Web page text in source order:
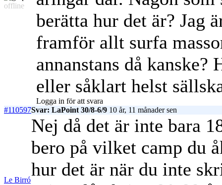
offline
berätta hur det är? Jag
framför allt surfa
annanstans då kanske?
eller såklart helst
Logga in för att svara
#110597Svar: LaPoint 30/8-6/9 10 år, 11 månader sen
Le Birró
Nej då det är inte bara
bero på vilket camp du
hur det är när du inte